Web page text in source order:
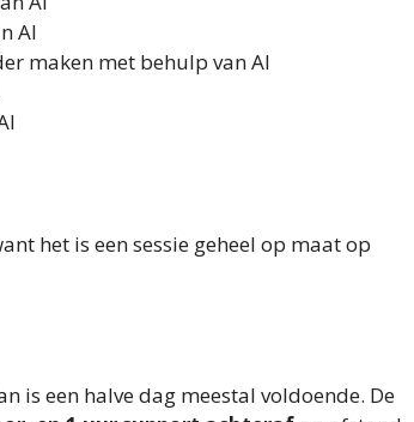
AI
maken met behulp van AI
het is een sessie geheel op maat op
is een halve dag meestal voldoende. De